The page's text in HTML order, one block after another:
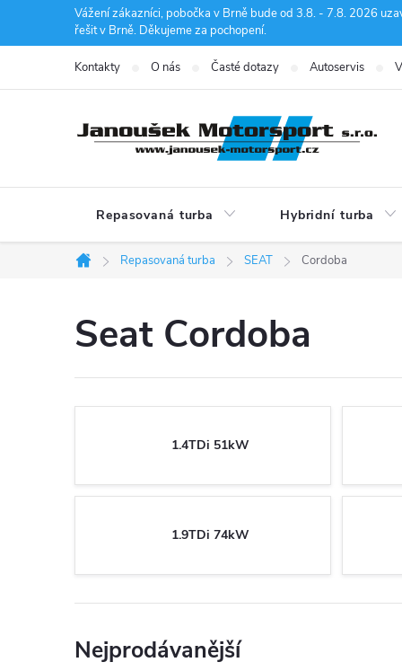
Vážení zákazníci, pobočka v Brně bude od 3.8. - 7.8. 2026
řešit v Brně. Děkujeme za pochopení.
Kontakty O nás Časté dotazy Autoservis
Repasovaná turba Hybridní turba
Domů
Repasovaná turba SEAT Cordoba
Seat Cordoba
1.4TDi 51kW
1.9TDi 74kW
Nejprodávanější